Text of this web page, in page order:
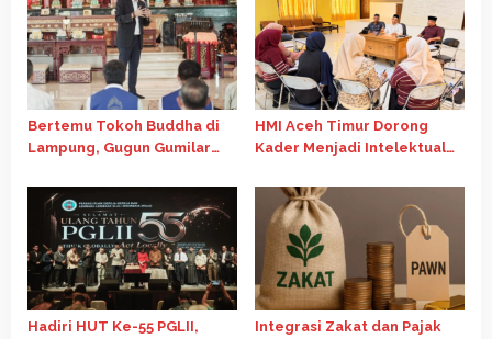
Bertemu Tokoh Buddha di
Lampung, Gugun Gumilar
Persatuan Bangsa
HMI Aceh Timur Dorong
Kader Menjadi Intelektual
Ekonomi Islam
Hadiri HUT Ke-55 PGLII, Integrasi Zakat dan Pajak